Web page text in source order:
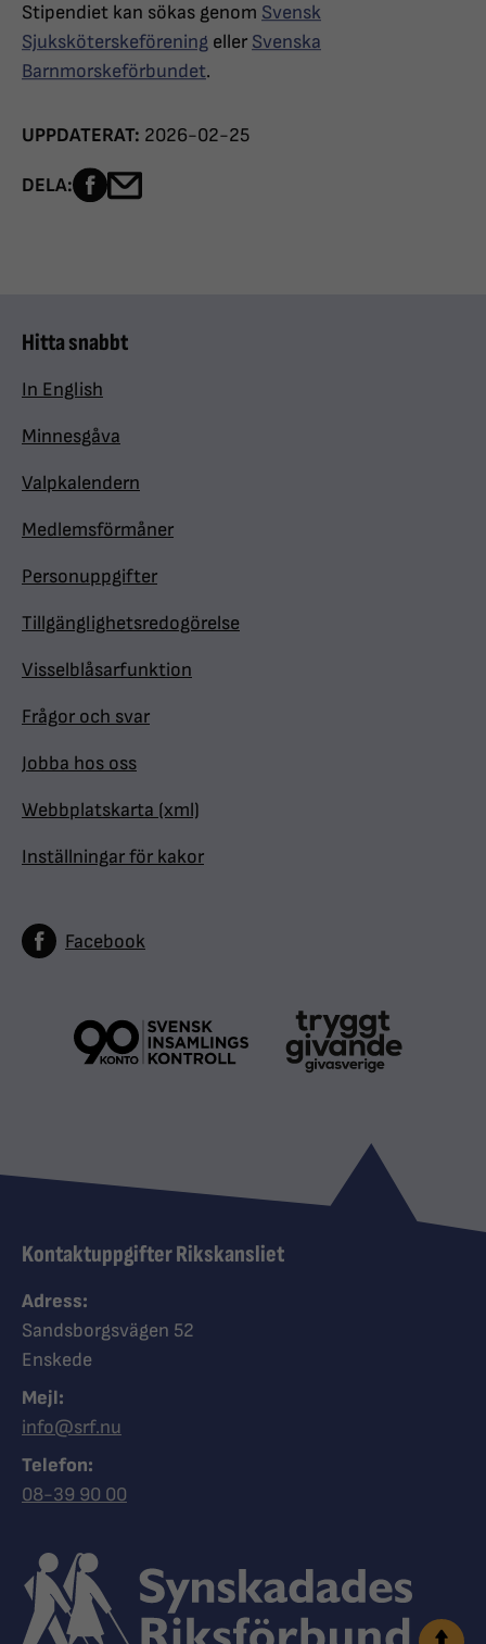
Stipendiet kan sökas genom Svensk
Sjuksköterskeförening eller Svenska
Barnmorskeförbundet.
UPPDATERAT: 2026-02-25
DELA: Dela sidan på Facebook
Hitta snabbt
In English
Minnesgåva
Valpkalendern
Medlemsförmåner
Personuppgifter
Tillgänglighetsredogörelse
Visselblåsarfunktion
Frågor och svar
Jobba hos oss
Webbplatskarta (xml)
Inställningar för kakor
Facebook
Kontaktuppgifter Rikskansliet
Adress:
Sandsborgsvägen 52
Enskede
Mejl:
info@srf.nu
Telefon:
Ring Synskadades riksförbund
08-39 90 00